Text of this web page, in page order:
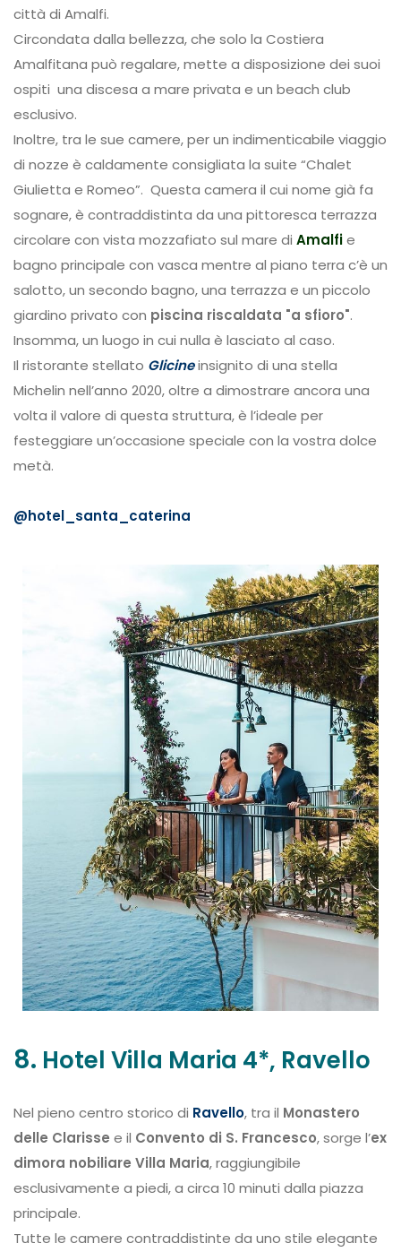
città di Amalfi.
Circondata dalla bellezza, che solo la Costiera
Amalfitana può regalare, mette a disposizione dei suoi
ospiti una discesa a mare privata e un beach club
esclusivo.
Inoltre, tra le sue camere, per un indimenticabile viaggio
di nozze è caldamente consigliata la suite “Chalet
Giulietta e Romeo”. Questa camera il cui nome già fa
sognare, è contraddistinta da una pittoresca terrazza
circolare con vista mozzafiato sul mare di Amalfie
bagno principale con vasca mentre al piano terra c’è un
salotto, un secondo bagno, una terrazza e un piccolo
giardino privato con piscina riscaldata "a sfioro".
Insomma, un luogo in cui nulla è lasciato al caso.
Il ristorante stellato Glicineinsignito di una stella
Michelin nell’anno 2020, oltre a dimostrare ancora una
volta il valore di questa struttura, è l’ideale per
festeggiare un’occasione speciale con la vostra dolce
metà.
@hotel_santa_caterina
8. Hotel Villa Maria 4*, Ravello
Nel pieno centro storico di Ravello, tra il Monastero
delle Clarisse e il Convento di S. Francesco, sorge l’ex
dimora nobiliare Villa Maria, raggiungibile
esclusivamente a piedi, a circa 10 minuti dalla piazza
principale.
Tutte le camere contraddistinte da uno stile elegante